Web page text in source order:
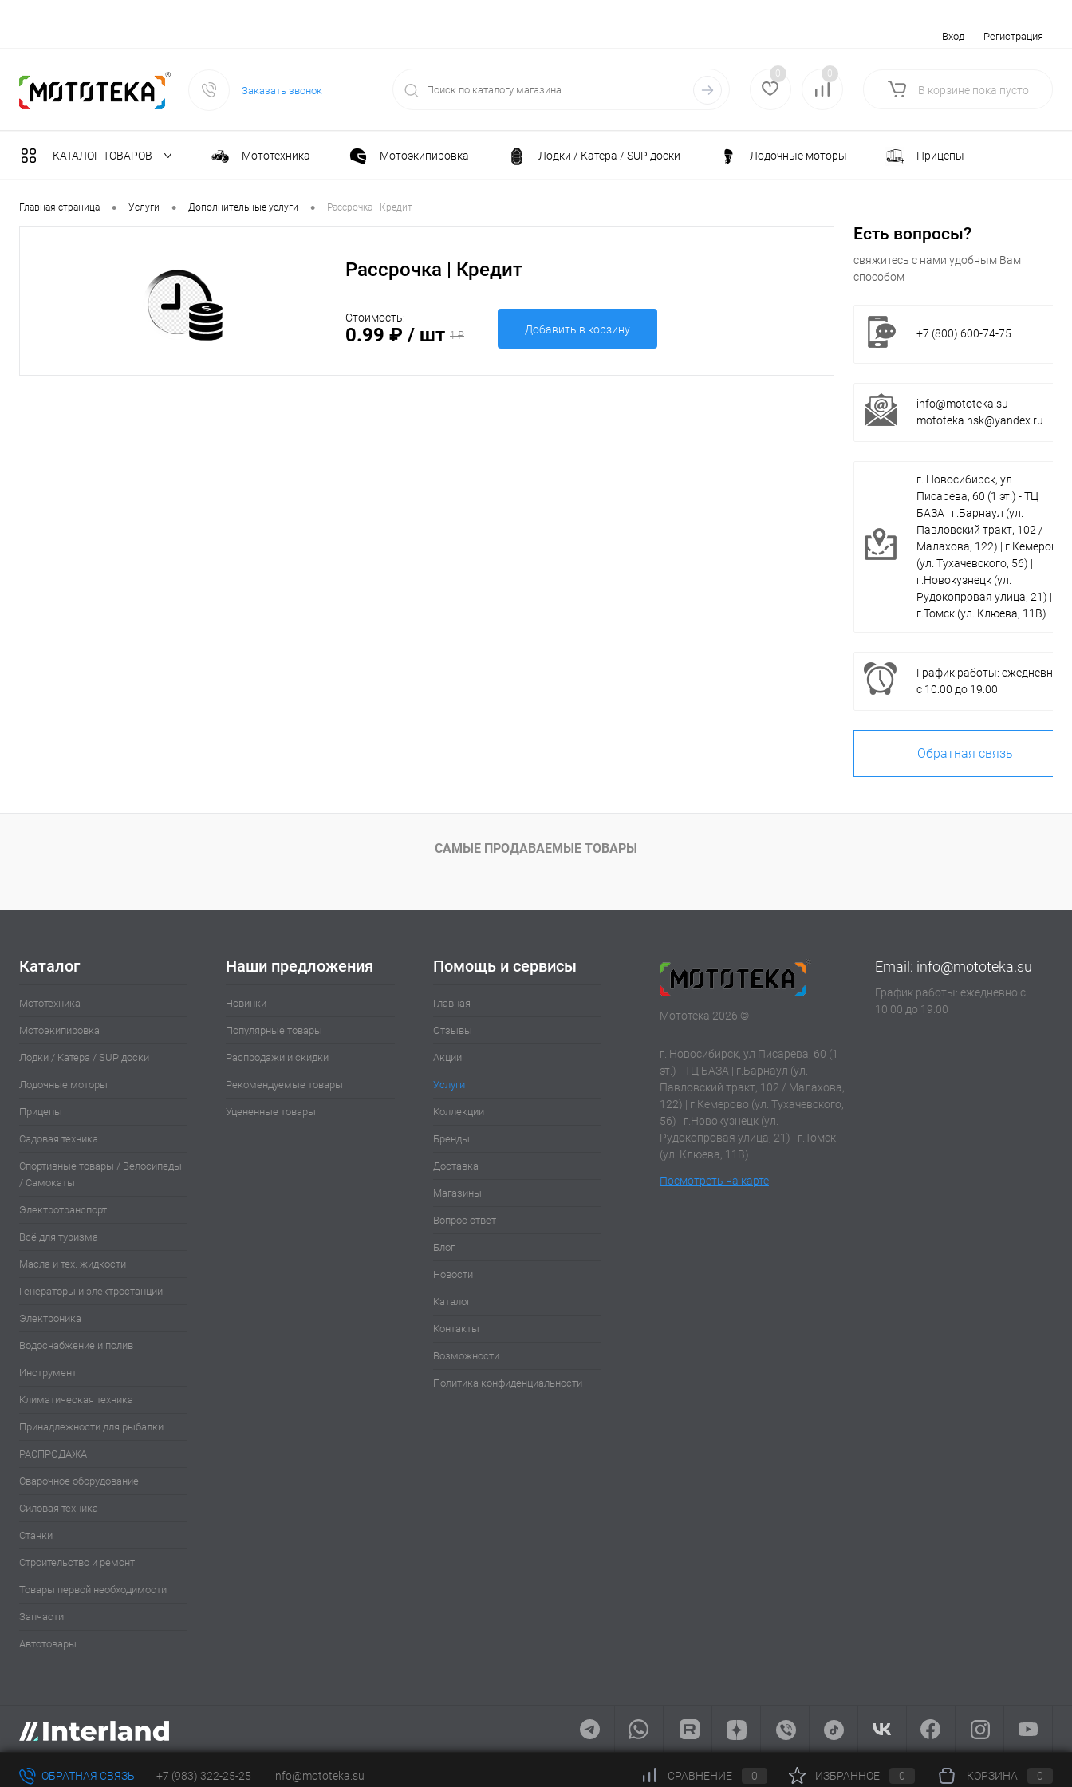
Вход Регистрация
Заказать звонок
0 0
В корзине пока пусто
КАТАЛОГ ТОВАРОВ Мототехника Мотоэкипировка Лодки / Катера / SUP доски Лодочные моторы Прицепы
Садовая техника Спортивные товары / Велосипеды / Самокаты
Силовая техника Станки
Главная страница • Услуги • Дополнительные услуги • Рассрочка | Кредит
Рассрочка | Кредит
Стоимость:
0.99 ₽ / шт 1 ₽ Добавить в корзину
Есть вопросы?
свяжитесь с нами удобным Вам
способом
+7 (800) 600-74-75
info@mototeka.su
mototeka.nsk@yandex.ru
г. Новосибирск, ул
Писарева, 60 (1 эт.) - ТЦ
БАЗА | г.Барнаул (ул.
Павловский тракт, 102 /
Малахова, 122) | г.Кемерово
(ул. Тухачевского, 56) |
г.Новокузнецк (ул.
Рудокопровая улица, 21) |
г.Томск (ул. Клюева, 11В)
График работы: ежедневно
с 10:00 до 19:00
Обратная связь
САМЫЕ ПРОДАВАЕМЫЕ ТОВАРЫ
Каталог
Мототехника
Мотоэкипировка
Лодки / Катера / SUP доски
Лодочные моторы
Прицепы
Садовая техника
Спортивные товары / Велосипеды
/ Самокаты
Электротранспорт
Всё для туризма
Масла и тех. жидкости
Генераторы и электростанции
Электроника
Водоснабжение и полив
Инструмент
Климатическая техника
Принадлежности для рыбалки
РАСПРОДАЖА
Сварочное оборудование
Силовая техника
Станки
Строительство и ремонт
Товары первой необходимости
Запчасти
Автотовары
Наши предложения
Новинки
Популярные товары
Распродажи и скидки
Рекомендуемые товары
Уцененные товары
Помощь и сервисы
Главная
Отзывы
Акции
Услуги
Коллекции
Бренды
Доставка
Магазины
Вопрос ответ
Блог
Новости
Каталог
Контакты
Возможности
Политика конфиденциальности
Мототека 2026 ©
г. Новосибирск, ул Писарева, 60 (1
эт.) - ТЦ БАЗА | г.Барнаул (ул.
Павловский тракт, 102 / Малахова,
122) | г.Кемерово (ул. Тухачевского,
56) | г.Новокузнецк (ул.
Рудокопровая улица, 21) | г.Томск
(ул. Клюева, 11В)
Посмотреть на карте
Email: info@mototeka.su
График работы: ежедневно с
10:00 до 19:00
ОБРАТНАЯ СВЯЗЬ +7 (983) 322-25-25 info@mototeka.su СРАВНЕНИЕ 0 ИЗБРАННОЕ 0 КОРЗИНА 0